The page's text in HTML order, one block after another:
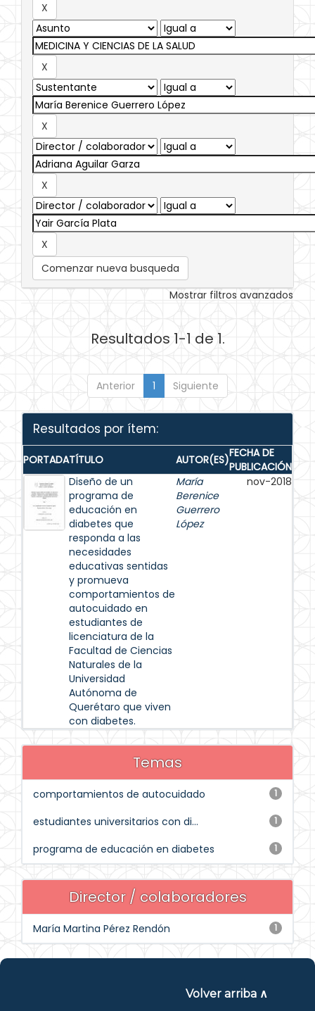
Comenzar nueva busqueda
Mostrar filtros avanzados
Resultados 1-1 de 1.
Anterior 1 Siguiente
Resultados por ítem:
PORTADATÍTULO AUTOR(ES)FECHA DE
PUBLICACIÓN
Diseño de un
programa de
educación en
diabetes que
responda a las
necesidades
educativas sentidas
y promueva
comportamientos de
autocuidado en
estudiantes de
licenciatura de la
Facultad de Ciencias
Naturales de la
Universidad
Autónoma de
Querétaro que viven
con diabetes.
María
Berenice
Guerrero
López
nov-2018
Temas
1
comportamientos de autocuidado
1
estudiantes universitarios con di...
1
programa de educación en diabetes
Director / colaboradores
1
María Martina Pérez Rendón
Volver arriba ∧